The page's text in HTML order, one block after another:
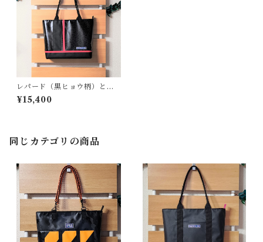
レパード（黒ヒョウ柄）と赤
系ライン＜T-0215＞
¥15,400
同じカテゴリの商品